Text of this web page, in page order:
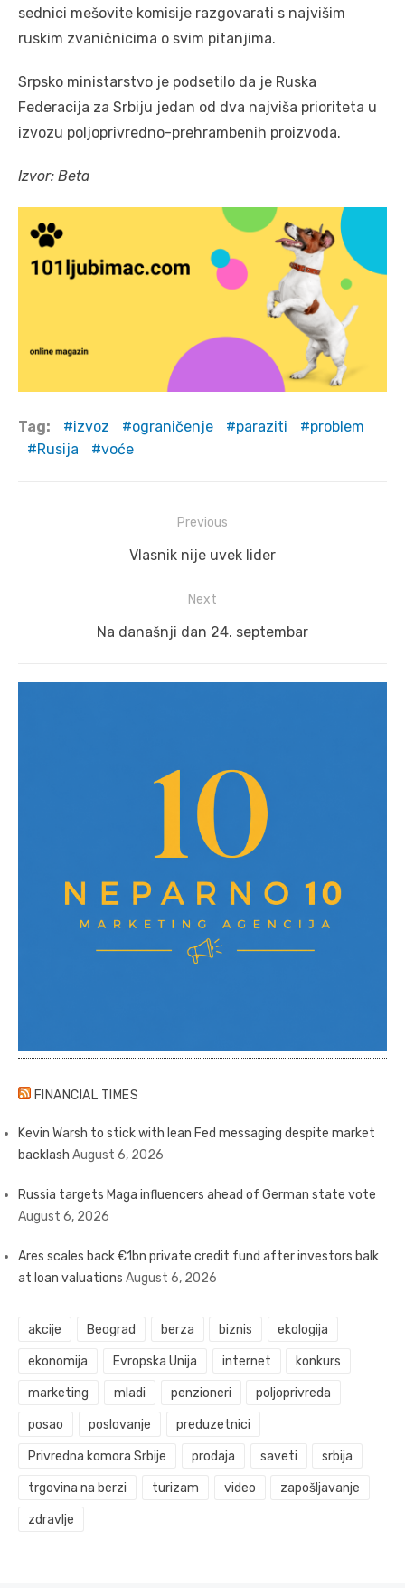
sednici mešovite komisije razgovarati s najvišim
ruskim zvaničnicima o svim pitanjima.
Srpsko ministarstvo je podsetilo da je Ruska
Federacija za Srbiju jedan od dva najviša prioriteta u
izvozu poljoprivredno-prehrambenih proizvoda.
Izvor: Beta
Tag: izvoz ograničenje paraziti
problem
Rusija
voće
Previous
Previous
Vlasnik nije uvek lider
Next
Next
Na današnji dan 24. septembar
FINANCIAL TIMES
Kevin Warsh to stick with lean Fed messaging despite market
backlash August 6, 2026
Russia targets Maga influencers ahead of German state vote
August 6, 2026
Ares scales back €1bn private credit fund after investors balk
at loan valuations August 6, 2026
akcije Beograd berza biznis ekologija
ekonomija Evropska Unija internet konkurs
marketing mladi penzioneri poljoprivreda
posao poslovanje preduzetnici
Privredna komora Srbije prodaja saveti srbija
trgovina na berzi turizam video zapošljavanje
zdravlje